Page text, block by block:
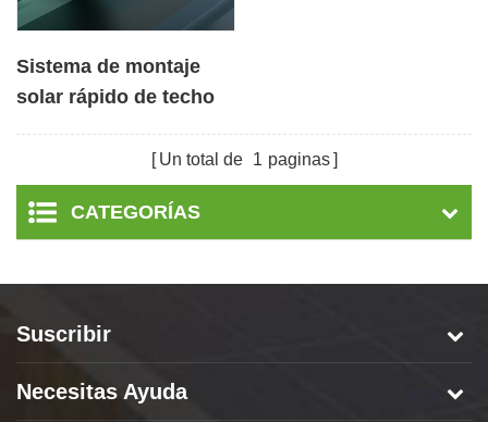
Sistema de montaje
solar rápido de techo
de suspensión Un total de 1 paginas
CATEGORÍAS
Suscribir
Necesitas Ayuda